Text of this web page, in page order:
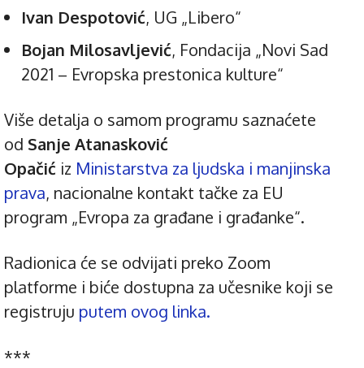
Ivan Despotović, UG „Libero“
Bojan Milosavljević, Fondacija „Novi Sad
2021 – Evropska prestonica kulture“
Više detalja o samom programu saznaćete
od Sanje Atanasković
Opačić iz Ministarstva za ljudska i manjinska
prava, nacionalne kontakt tačke za EU
program „Evropa za građane i građanke“.
Radionica će se odvijati preko Zoom
platforme i biće dostupna za učesnike koji se
registruju putem ovog linka.
***